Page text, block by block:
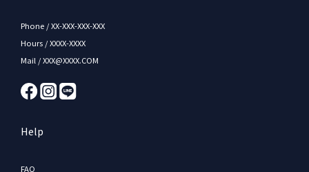
Phone / XX-XXX-XXX-XXX
Hours / XXXX-XXXX
Mail / XXX@XXXX.COM
Help
FAQ